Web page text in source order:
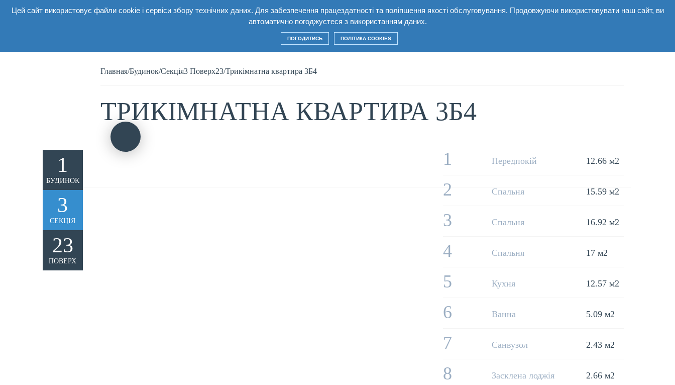
Цей сайт використовує файли cookie і сервіси збору технічних даних. Для забезпечення працездатності та поліпшення якості обслуговування. Продовжуючи використовувати наш сайт, ви
автоматично погоджуєтеся з використанням даних.
ПОГОДИТИСЬ ПОЛІТИКА COOKIES
Про комплекс Квартири Умови Будівництво Комерційні Галерея Новини Контакти
Главная/Будинок/Секція3 Поверх23/Трикімнатна квартира 3Б4
ТРИКІМНАТНА КВАРТИРА 3Б4
1
БУДИНОК
3
СЕКЦІЯ
23
ПОВЕРХ
1 Передпокій 12.66 м2
2 Спальня 15.59 м2
3 Спальня 16.92 м2
4 Спальня 17 м2
5 Кухня 12.57 м2
6 Ванна 5.09 м2
7 Санвузол 2.43 м2
8 Засклена лоджія 2.66 м2